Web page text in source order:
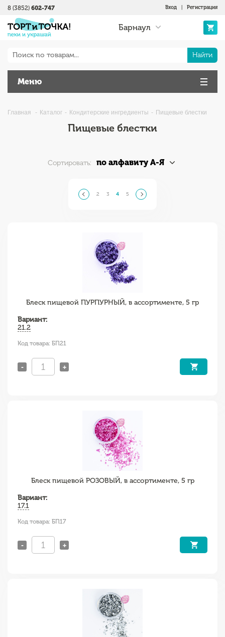
Вход Регистрация
Барнаул
8 (3852) 602-747
Найти
Меню
Главная Каталог Кондитерские ингредиенты Пищевые блестки
Пищевые блестки
Сортировать: по алфавиту А-Я
2 3 4 5
Блеск пищевой ПУРПУРНЫЙ, в ассортименте, 5 гр
Вариант:
21.2
Код товара: БП21
- +
Блеск пищевой РОЗОВЫЙ, в ассортименте, 5 гр
Вариант:
17.1
Код товара: БП17
- +